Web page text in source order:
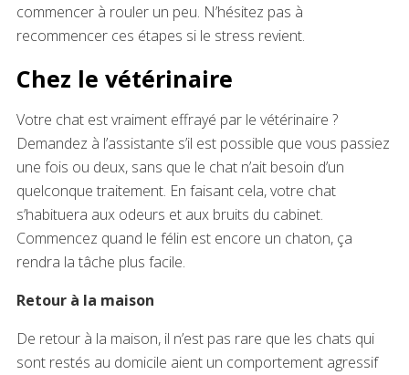
commencer à rouler un peu. N’hésitez pas à
recommencer ces étapes si le stress revient.
Chez le vétérinaire
Votre chat est vraiment effrayé par le vétérinaire ?
Demandez à l’assistante s’il est possible que vous passiez
une fois ou deux, sans que le chat n’ait besoin d’un
quelconque traitement. En faisant cela, votre chat
s’habituera aux odeurs et aux bruits du cabinet.
Commencez quand le félin est encore un chaton, ça
rendra la tâche plus facile.
Retour à la maison
De retour à la maison, il n’est pas rare que les chats qui
sont restés au domicile aient un comportement agressif